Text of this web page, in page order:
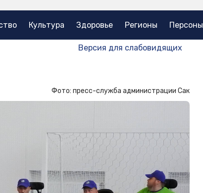
Культура Здоровье Регионы Персоны
Версия для слабовидящих
Фото: пресс-служба администрации Сак